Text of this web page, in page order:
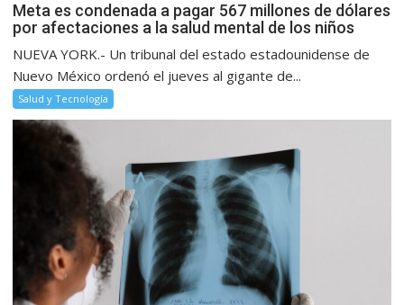
Meta es condenada a pagar 567 millones de dólares
por afectaciones a la salud mental de los niños
NUEVA YORK.- Un tribunal del estado estadounidense de
Nuevo México ordenó el jueves al gigante de...
Salud y Tecnología